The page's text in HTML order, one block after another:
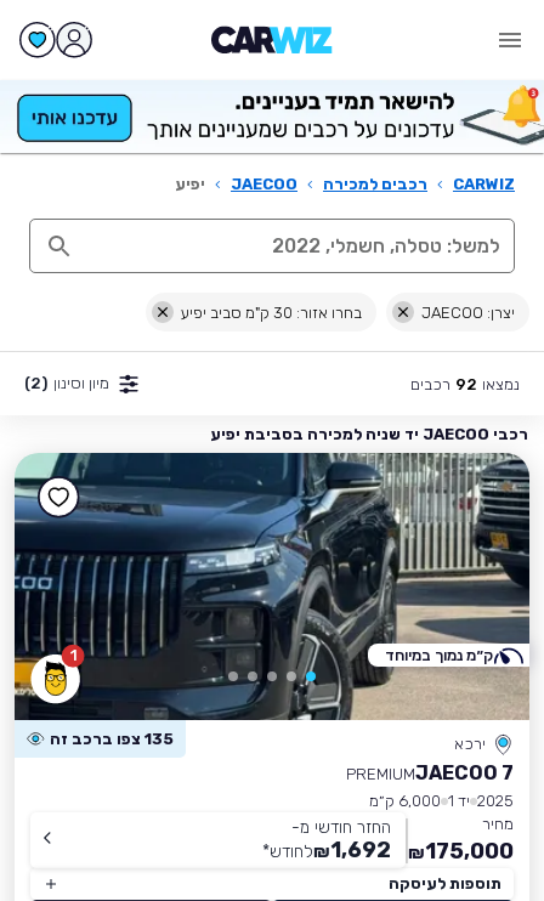
CARWIZ
› רכבים למכירה ›
JAECOO
› יפיע
יצרן: JAECOO בחרו אזור: 30 ק"מ סביב יפיע
נמצאו 92 רכבים מיון וסינון (2)
רכבי JAECOO יד שניה למכירה בסביבת יפיע
1
ירכא 135 צפו ברכב זה
JAECOO 7
PREMIUM
2025 יד 1
6,000 ק״מ
מחיר
175,000
₪
החזר חודשי מ-
1,692
₪לחודש*
תוספות לעיסקה
ק״מ נמוך במיוחד